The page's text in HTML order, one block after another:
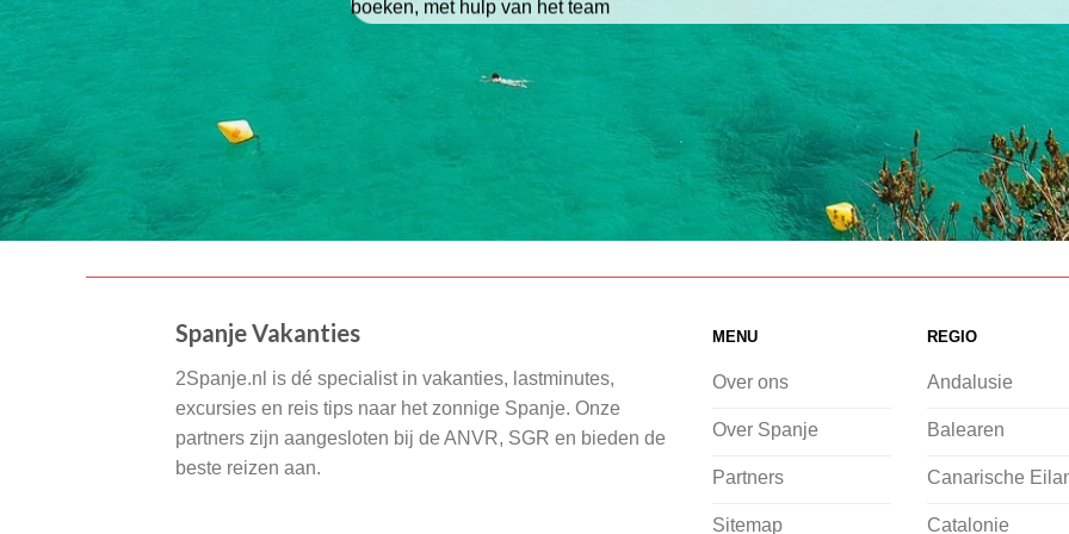
boeken, met hulp van het team
Spanje Vakanties
2Spanje.nl is dé specialist in vakanties, lastminutes,
excursies en reis tips naar het zonnige Spanje. Onze
partners zijn aangesloten bij de ANVR, SGR en bieden de
beste reizen aan.
MENU
Over ons
Over Spanje
Partners
Sitemap
REGIO
Andalusie
Balearen
Canarische
Catalonie